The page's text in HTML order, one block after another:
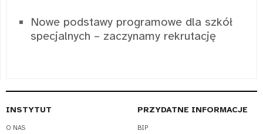
Nowe podstawy programowe dla szkół
specjalnych – zaczynamy rekrutację
INSTYTUT
O NAS
PRZYDATNE INFORMACJE
BIP